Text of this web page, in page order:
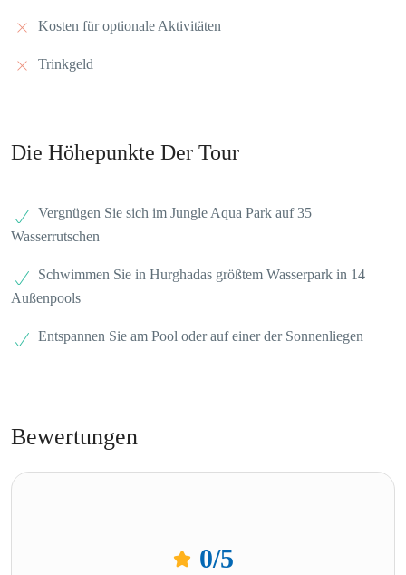
Kosten für optionale Aktivitäten
Trinkgeld
Die Höhepunkte Der Tour
Vergnügen Sie sich im Jungle Aqua Park auf 35
Wasserrutschen
Schwimmen Sie in Hurghadas größtem Wasserpark in 14
Außenpools
Entspannen Sie am Pool oder auf einer der Sonnenliegen
Bewertungen
0/5